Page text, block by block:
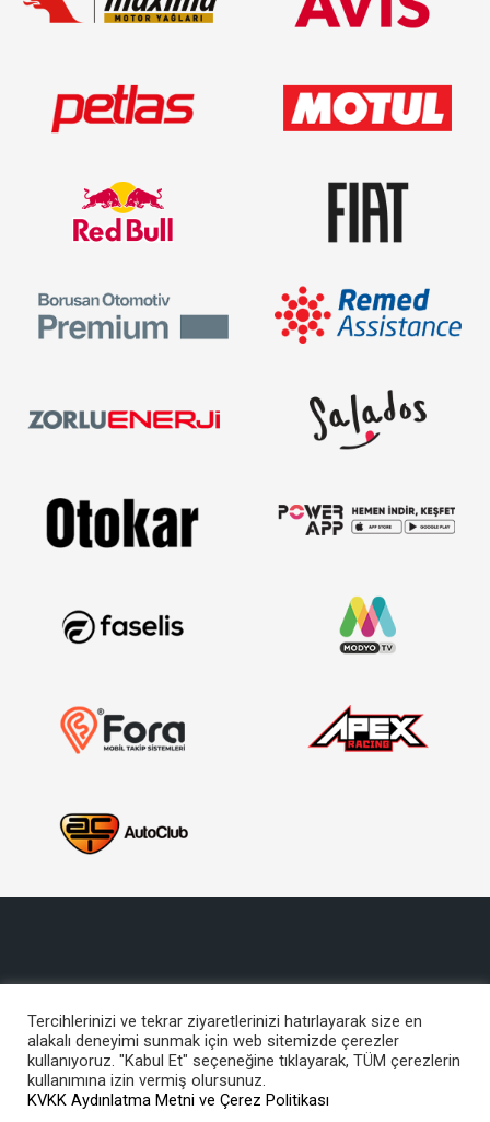
Copyright © 2017, Türkiye Otomobil Sporları Federasyonu
Bu site içeriğinin her türlü hakkı TOSFED’e aittir. İzinsiz kullanılamaz.
Tercihlerinizi ve tekrar ziyaretlerinizi hatırlayarak size en
alakalı deneyimi sunmak için web sitemizde çerezler
kullanıyoruz. "Kabul Et" seçeneğine tıklayarak, TÜM çerezlerin
kullanımına izin vermiş olursunuz.
KVKK Aydınlatma Metni ve Çerez Politikası